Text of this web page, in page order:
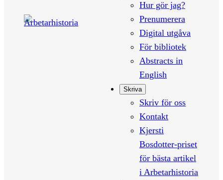
Hur gör jag?
Prenumerera
Digital utgåva
För bibliotek
Abstracts in
English
Skriva
Skriv för oss
Kontakt
Kjersti
Bosdotter-priset
för bästa artikel
i Arbetarhistoria